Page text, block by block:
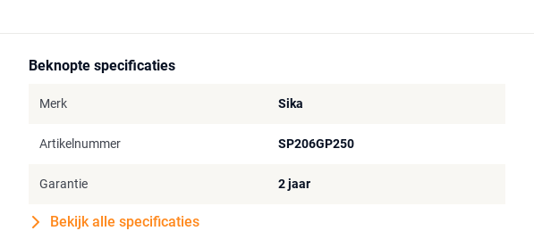
Beknopte specificaties
Merk Sika
Artikelnummer SP206GP250
Garantie 2 jaar
Bekijk alle specificaties